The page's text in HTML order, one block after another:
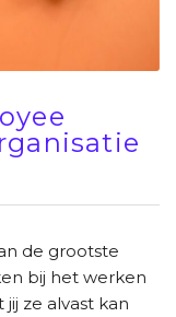
de grootste
bij het werken
ze alvast kan